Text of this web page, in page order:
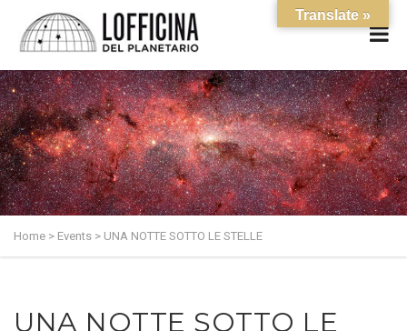
Home > Events > UNA NOTTE SOTTO LE STELLE
UNA NOTTE SOTTO LE
Translate »